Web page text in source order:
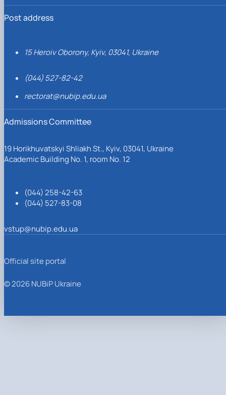
Post address
15 Heroiv Oborony, Kyiv, 03041, Ukraine
(044) 527-82-42
rectorat@nubip.edu.ua
Admissions Committee
19 Horikhuvatskyi Shliakh St., Kyiv, 03041, Ukraine
Academic Building No. 1, room No. 12
(044) 258-42-63
(044) 527-83-08
vstup@nubip.edu.ua
Official site portal
© 2026 NUBiP Ukraine